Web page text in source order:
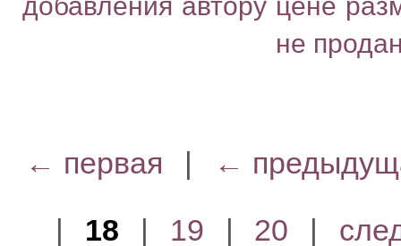
добавления автору цене
не
← первая |
←
|
18 | 19 | 20 |